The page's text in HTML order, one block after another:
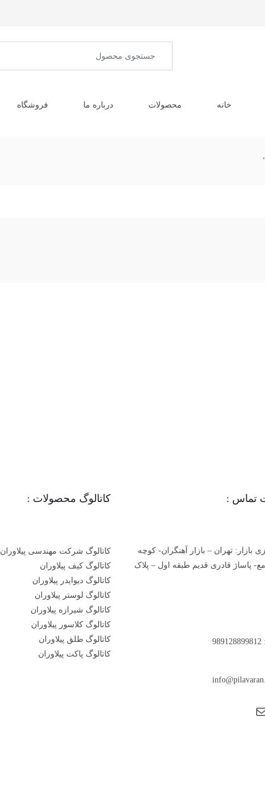
خانه محصولات درباره ما فروشگاه
تماس :
بازار: تهران – بازار آهنگران- کوچه
پاساژ قادری قدیم طبقه اول – پلاک
.
کاتالوگ محصولات :
کاتالوگ شرکت مهندسی پیلاوران
کاتالوگ کیف پیلاوران
کاتالوگ دیوایدر پیلاوران
کاتالوگ لوستر پیلاوران
کاتالوگ شیرازه پیلاوران
کاتالوگ کلاسور پیلاوران
کاتالوگ طلق پیلاوران
کاتالوگ پاکت پیلاوران